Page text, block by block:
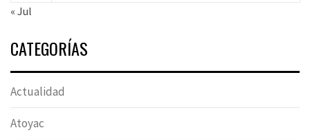
« Jul
CATEGORÍAS
Actualidad
Atoyac